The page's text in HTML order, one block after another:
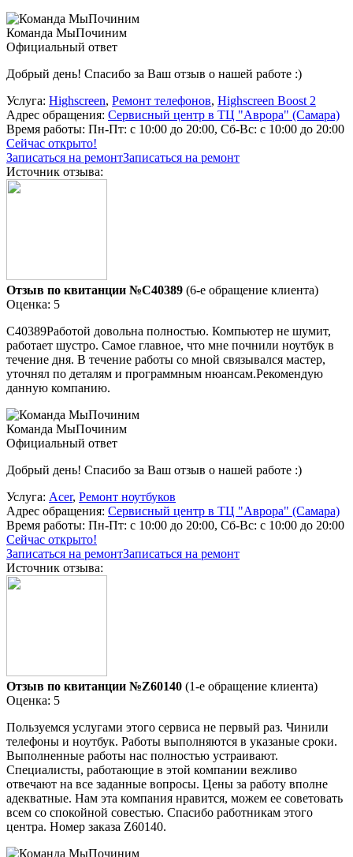
Команда МыПочиним
Официальный ответ
Добрый день! Спасибо за Ваш отзыв о нашей работе :)
Услуга: Highscreen, Ремонт телефонов, Highscreen Boost 2
Адрес обращения: Сервисный центр в ТЦ "Аврора" (Самара)
Время работы: Пн-Пт: с 10:00 до 20:00, Сб-Вс: с 10:00 до 20:00
Сейчас открыто!
Записаться на ремонтЗаписаться на ремонт
Источник отзыва:
Отзыв по квитанции №C40389 (6-е обращение клиента)
Оценка: 5
C40389Работой довольна полностью. Компьютер не шумит,
работает шустро. Самое главное, что мне почнили ноутбук в
течение дня. В течение работы со мной связывался мастер,
уточнял по деталям и программным нюансам.Рекомендую
данную компанию.
Команда МыПочиним
Официальный ответ
Добрый день! Спасибо за Ваш отзыв о нашей работе :)
Услуга: Acer, Ремонт ноутбуков
Адрес обращения: Сервисный центр в ТЦ "Аврора" (Самара)
Время работы: Пн-Пт: с 10:00 до 20:00, Сб-Вс: с 10:00 до 20:00
Сейчас открыто!
Записаться на ремонтЗаписаться на ремонт
Источник отзыва:
Отзыв по квитанции №Z60140 (1-е обращение клиента)
Оценка: 5
Пользуемся услугами этого сервиса не первый раз. Чинили
телефоны и ноутбук. Работы выполняются в указаные сроки.
Выполненные работы нас полностью устраивают.
Специалисты, работающие в этой компании вежливо
отвечают на все заданные вопросы. Цены за работу вполне
адекватные. Нам эта компания нравится, можем ее советовать
всем со спокойной совестью. Спасибо работникам этого
центра. Номер заказа Z60140.